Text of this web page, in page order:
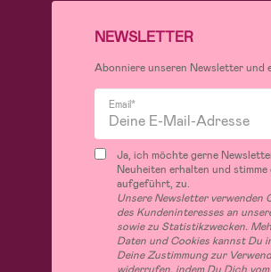
NEWSLETTER
Abonniere unseren Newsletter und
Email*
Ja, ich möchte gerne
Neuheiten erhalten und
aufgeführt, zu.
Unsere Newsletter verwenden
des Kundeninteresses an
sowie zu Statistikzwecken.
Daten und Cookies kannst Du
Deine Zustimmung zur
widerrufen, indem Du Dich